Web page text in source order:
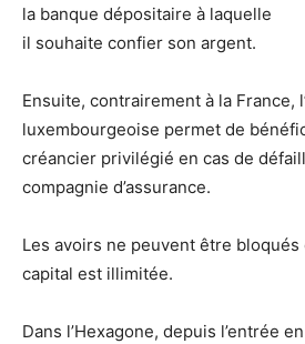
la banque dépositaire à laquelle
il souhaite confier son argent.
Ensuite, contrairement à la France,
luxembourgeoise permet de
créancier privilégié en cas de
compagnie d’assurance.
Les avoirs ne peuvent être
capital est illimitée.
Dans l’Hexagone, depuis l’entrée